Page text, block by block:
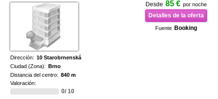
Desde 85 € por noche
Detalles de la oferta
Fuente Booking
Dirección: 10 Starobrnenská
Ciudad (Zona): Brno
Distancia del centro: 840 m
Valoración:
0/ 10